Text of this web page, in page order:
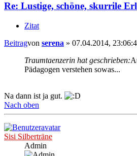
Re: Lustige, schöne, skurrile
Zitat
Beitragvon serena » 07.04.2014,
Traumtaenzerin hat geschrieben:
Pädagogen verstehen sowas...
Na dann ist ja gut.
Nach oben
Sisi Silberträne
Admin